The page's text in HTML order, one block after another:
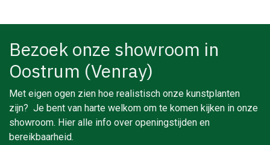
Bezoek onze showroom in
Oostrum (Venray)
Met eigen ogen zien hoe realistisch onze kunstplanten
zijn? Je bent van harte welkom om te komen kijken in onze
showroom. Hier alle info over openingstijden en
bereikbaarheid.